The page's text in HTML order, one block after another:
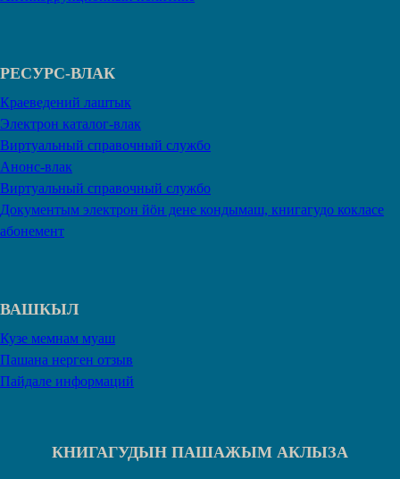
РЕСУРС-ВЛАК
Краеведений лаштык
Электрон каталог-влак
Виртуальный справочный службо
Анонс-влак
Виртуальный справочный службо
Документым электрон йӧн дене кондымаш, книгагудо кокласе
абонемент
ВАШКЫЛ
Кузе мемнам муаш
Пашана нерген отзыв
Пайдале информаций
КНИГАГУДЫН ПАШАЖЫМ АКЛЫЗА